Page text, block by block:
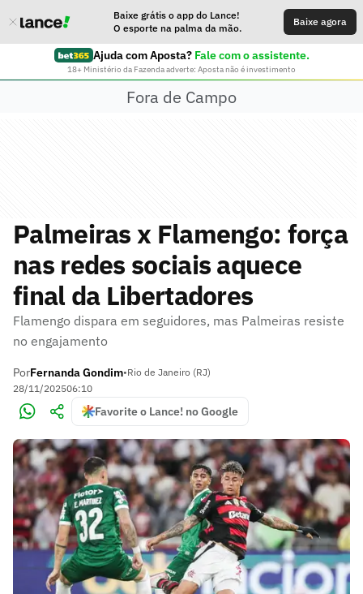
Baixe grátis o app do Lance!
O esporte na palma da mão.
Baixe agora
Ajuda com Aposta? Fale com o assistente.
18+ Ministério da Fazenda adverte: Aposta não é investimento
Fora de Campo
Palmeiras x Flamengo: força
nas redes sociais aquece
final da Libertadores
Flamengo dispara em seguidores, mas Palmeiras resiste
no engajamento
PorFernanda Gondim•Rio de Janeiro (RJ)
28/11/202506:10
Favorite o Lance! no Google